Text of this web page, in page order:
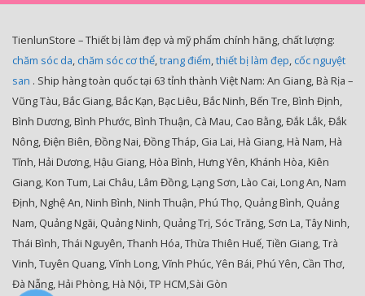
TienlunStore – Thiết bị làm đẹp và mỹ phẩm chính hãng, chất lượng:
chăm sóc da, chăm sóc cơ thể,trang điểm,thiết bị làm đẹp, cốc nguyệt
san . Ship hàng toàn quốc tại 63 tỉnh thành Việt Nam: An Giang, Bà Rịa –
Vũng Tàu, Bắc Giang, Bắc Kạn, Bạc Liêu, Bắc Ninh, Bến Tre, Bình Định,
Bình Dương, Bình Phước, Bình Thuận, Cà Mau, Cao Bằng, Đắk Lắk, Đắk
Nông, Điện Biên, Đồng Nai, Đồng Tháp, Gia Lai, Hà Giang, Hà Nam, Hà
Tĩnh, Hải Dương, Hậu Giang, Hòa Bình, Hưng Yên, Khánh Hòa, Kiên
Giang, Kon Tum, Lai Châu, Lâm Đồng, Lạng Sơn, Lào Cai, Long An, Nam
Định, Nghệ An, Ninh Bình, Ninh Thuận, Phú Thọ, Quảng Bình, Quảng
Nam, Quảng Ngãi, Quảng Ninh, Quảng Trị, Sóc Trăng, Sơn La, Tây Ninh,
Thái Bình, Thái Nguyên, Thanh Hóa, Thừa Thiên Huế, Tiền Giang, Trà
Vinh, Tuyên Quang, Vĩnh Long, Vĩnh Phúc, Yên Bái, Phú Yên, Cần Thơ,
Đà Nẵng, Hải Phòng, Hà Nội, TP HCM,Sài Gòn